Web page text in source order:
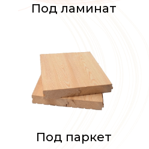
Под ламинат
Под паркет